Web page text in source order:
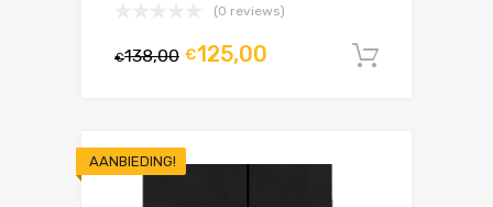
(0 reviews)
€138,00 €125,00
AANBIEDING!